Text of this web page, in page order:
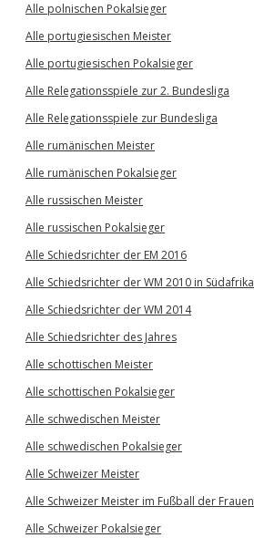
Alle polnischen Pokalsieger
Alle portugiesischen Meister
Alle portugiesischen Pokalsieger
Alle Relegationsspiele zur 2. Bundesliga
Alle Relegationsspiele zur Bundesliga
Alle rumänischen Meister
Alle rumänischen Pokalsieger
Alle russischen Meister
Alle russischen Pokalsieger
Alle Schiedsrichter der EM 2016
Alle Schiedsrichter der WM 2010 in Südafrika
Alle Schiedsrichter der WM 2014
Alle Schiedsrichter des Jahres
Alle schottischen Meister
Alle schottischen Pokalsieger
Alle schwedischen Meister
Alle schwedischen Pokalsieger
Alle Schweizer Meister
Alle Schweizer Meister im Fußball der Frauen
Alle Schweizer Pokalsieger